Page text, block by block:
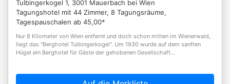
Tulbingerkogel 1, 3001 Mauerbach bei Wien
Tagungshotel mit 44 Zimmer, 8 Tagungsräume,
Tagespauschalen ab 45,00*
Nur 8 Kilometer von Wien entfernt und doch schon mitten im Wienerwald,
liegt das "Berghotel Tulbingerkogel". Um 1930 wurde auf dem sanften
Hügel ein Berghotel für Gäste der gehobenen Gesellschaft...